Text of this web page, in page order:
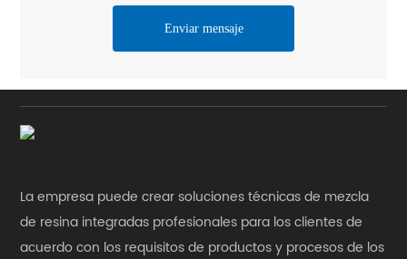
Enviar mensaje
La empresa puede crear soluciones técnicas de mezcla
de resina integradas profesionales para los clientes de
acuerdo con los requisitos de productos y procesos de los